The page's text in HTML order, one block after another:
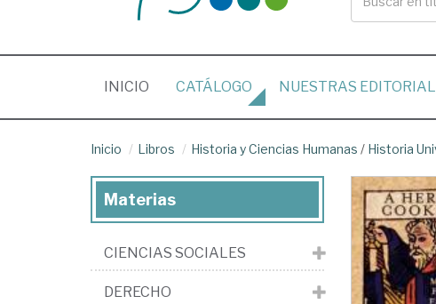
INICIO (CURRENT)
CATÁLOGO NUESTRAS
Inicio Libros Historia y Ciencias Humanas / Historia
Materias
CIENCIAS SOCIALES
DERECHO